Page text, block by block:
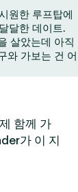
원한 루프탑에
달한 데이트.
살았는데 아직
와 가보는 건 어
함께 가
가 이 지